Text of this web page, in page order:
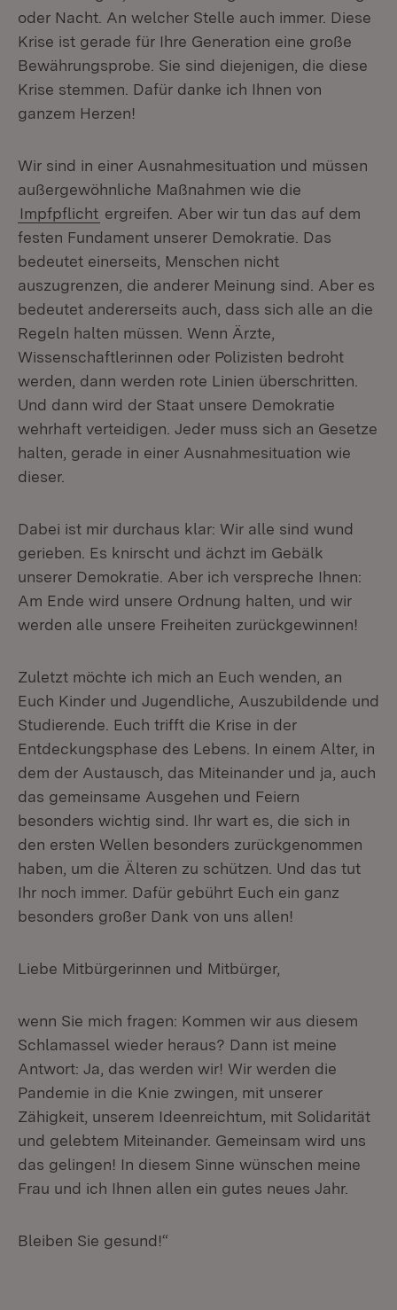
oder Nacht. An welcher Stelle auch immer. Diese
Krise ist gerade für Ihre Generation eine große
Bewährungsprobe. Sie sind diejenigen, die diese
Krise stemmen. Dafür danke ich Ihnen von
ganzem Herzen!
Wir sind in einer Ausnahmesituation und müssen
außergewöhnliche Maßnahmen wie die
Impfpflicht ergreifen. Aber wir tun das auf dem
festen Fundament unserer Demokratie. Das
bedeutet einerseits, Menschen nicht
auszugrenzen, die anderer Meinung sind. Aber es
bedeutet andererseits auch, dass sich alle an die
Regeln halten müssen. Wenn Ärzte,
Wissenschaftlerinnen oder Polizisten bedroht
werden, dann werden rote Linien überschritten.
Und dann wird der Staat unsere Demokratie
wehrhaft verteidigen. Jeder muss sich an Gesetze
halten, gerade in einer Ausnahmesituation wie
dieser.
Dabei ist mir durchaus klar: Wir alle sind wund
gerieben. Es knirscht und ächzt im Gebälk
unserer Demokratie. Aber ich verspreche Ihnen:
Am Ende wird unsere Ordnung halten, und wir
werden alle unsere Freiheiten zurückgewinnen!
Zuletzt möchte ich mich an Euch wenden, an
Euch Kinder und Jugendliche, Auszubildende und
Studierende. Euch trifft die Krise in der
Entdeckungsphase des Lebens. In einem Alter, in
dem der Austausch, das Miteinander und ja, auch
das gemeinsame Ausgehen und Feiern
besonders wichtig sind. Ihr wart es, die sich in
den ersten Wellen besonders zurückgenommen
haben, um die Älteren zu schützen. Und das tut
Ihr noch immer. Dafür gebührt Euch ein ganz
besonders großer Dank von uns allen!
Liebe Mitbürgerinnen und Mitbürger,
wenn Sie mich fragen: Kommen wir aus diesem
Schlamassel wieder heraus? Dann ist meine
Antwort: Ja, das werden wir! Wir werden die
Pandemie in die Knie zwingen, mit unserer
Zähigkeit, unserem Ideenreichtum, mit Solidarität
und gelebtem Miteinander. Gemeinsam wird uns
das gelingen! In diesem Sinne wünschen meine
Frau und ich Ihnen allen ein gutes neues Jahr.
Bleiben Sie gesund!“